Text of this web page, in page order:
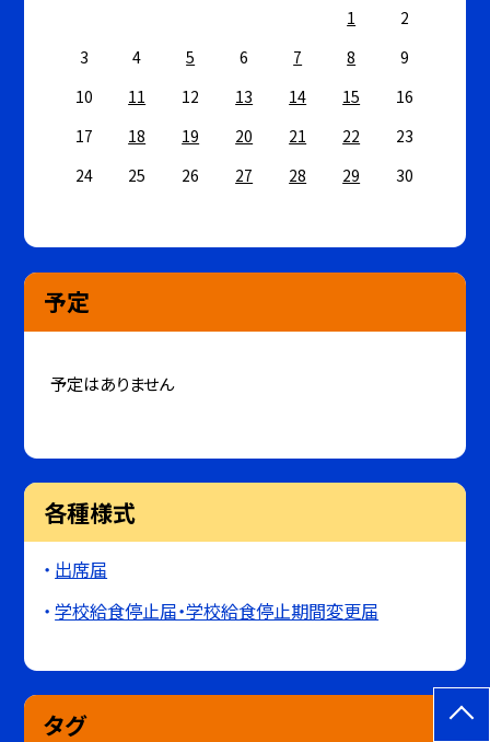
1
2
3
4 5 6 7 8
9
10
11 12 13 14 15
16
17
18 19 20 21 22
23
24
25 26 27 28 29 30
予定
予定はありません
各種様式
出席届
学校給食停止届・学校給食停止期間変更届
タグ